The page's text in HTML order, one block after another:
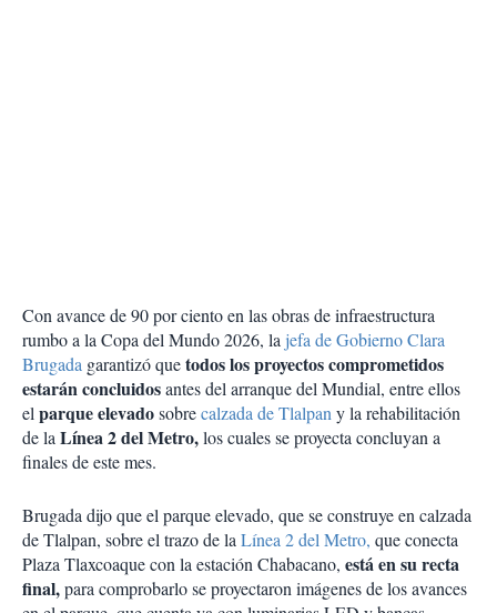
Con avance de 90 por ciento en las obras de infraestructura
rumbo a la Copa del Mundo 2026, la jefa de Gobierno Clara
Brugada garantizó quetodos los proyectos comprometidos
estarán concluidosantes del arranque del Mundial, entre ellos
elparque elevadosobrecalzada de Tlalpany la rehabilitación
de laLínea 2 del Metro,los cuales se proyecta concluyan a
finales de este mes.
Brugada dijo que el parque elevado, que se construye en calzada
de Tlalpan, sobre el trazo de laLínea 2 del Metro, que conecta
Plaza Tlaxcoaque con la estación Chabacano, está en su recta
final,para comprobarlo seproyectaron imágenes de los avances